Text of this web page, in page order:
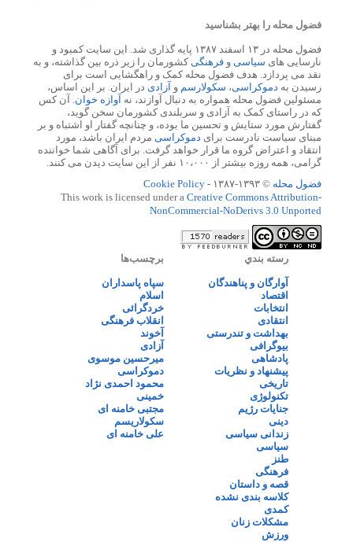
فضول محله را بهتر بشناسید
فضول محله در ۱۳ اسفند ۱۳۸۷ پایه گذاری شد. این سایت کمبود و
نارسایی های سیاسی و فرهنگیکشورمان را زیر ذره بین گذاشته، و به
نقد می پردازد. هدف فضول محله کمک و راهگشایی است برای
رسیدن به دموکراسی، سکولارسم و آزادی در ایران. بر این اساس،
مسئولین فضول محله همواره به دنبال آوازند، نه آوازه خوان. آن کس
که در راستای کمک به آزادی و سربلندی کشورمان سخن گوید،
گفتارش مورد ستایش و تحسین ما بوده، و چنانچه گفتار او اشتباه و بر
مبنای سیاست نادرست برای دموکراسی مردم ایران باشد، مورد
انتقاد و اعتراض گروه ما قرار خواهد گرفت. برای آگاهی شما خواننده
گرامی، همه روزه بیشتر از ۱۰،۰۰۰ نفر از این سایت دیدن می کنند.
فضول محله © ۱۳۹۳-۱۳۸۷ -
Cookie Policy
This work is licensed under a Creative Commons Attribution-
NonCommercial-NoDerivs 3.0 Unported
رسته بندي
آوارگان و پناهندگان
اقتصاد
انتخابات
انتقادی
بهداشت و تندرستی
بیوگرافی
پادشاهی
پیشنهاد و نظریات
تاریخی
تکنولوژی
جنایات رژیم
دینی
زندانی سیاسی
سیاسی
طنز
فرهنگی
قصه و داستان
کلاسه بندی نشده
کمدی
مشکلات زنان
ورزش
برچسب‌ها
سپاه پاسداران
اسلام
خردگرائی
انقلاب فرهنگی
آخوند
آزادی
میرحسین موسوی
دموکراسی
محمود احمدی نژاد
خمینی
مجتبی خامنه ای
سکولاریسم
علی خامنه ای